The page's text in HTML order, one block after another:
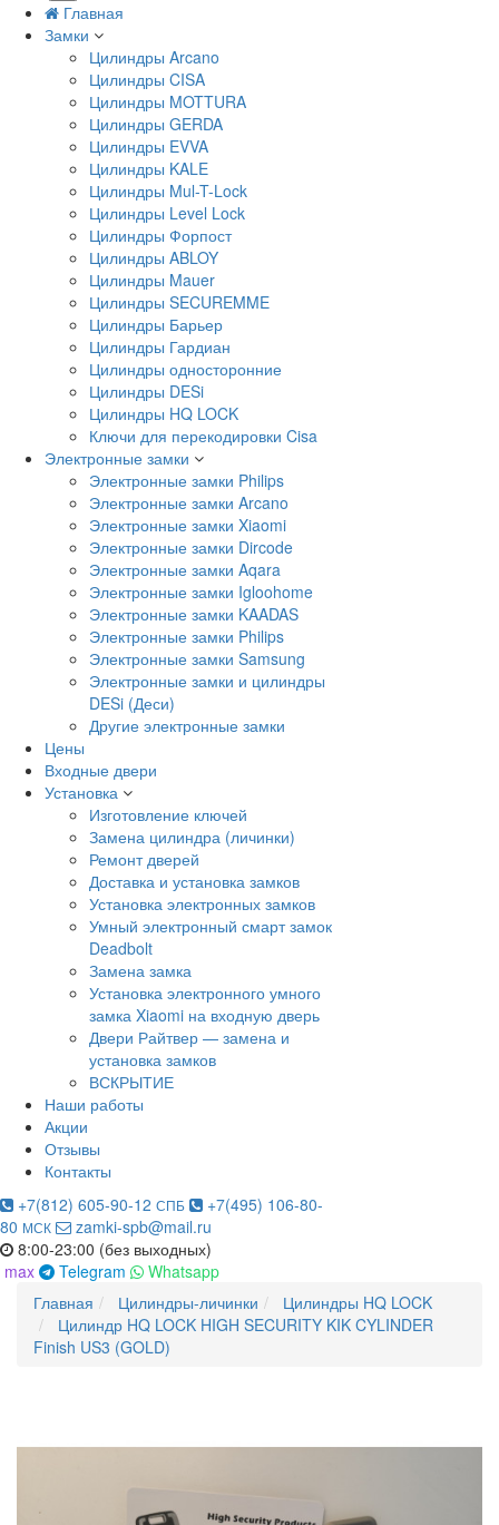
Главная
Замки
Цилиндры Arcano
Цилиндры CISA
Цилиндры MOTTURA
Цилиндры GERDA
Цилиндры EVVA
Цилиндры KALE
Цилиндры Mul-T-Lock
Цилиндры Level Lock
Цилиндры Форпост
Цилиндры ABLOY
Цилиндры Mauer
Цилиндры SECUREMME
Цилиндры Барьер
Цилиндры Гардиан
Цилиндры односторонние
Цилиндры DESi
Цилиндры HQ LOCK
Ключи для перекодировки Cisa
Электронные замки
Электронные замки Philips
Электронные замки Arcano
Электронные замки Xiaomi
Электронные замки Dircode
Электронные замки Aqara
Электронные замки Igloohome
Электронные замки KAADAS
Электронные замки Philips
Электронные замки Samsung
Электронные замки и цилиндры
DESi (Деси)
Другие электронные замки
Цены
Входные двери
Установка
Изготовление ключей
Замена цилиндра (личинки)
Ремонт дверей
Доставка и установка замков
Установка электронных замков
Умный электронный смарт замок
Deadbolt
Замена замка
Установка электронного умного
замка Xiaomi на входную дверь
Двери Райтвер — замена и
установка замков
ВСКРЫТИЕ
Наши работы
Акции
Отзывы
Контакты
+7(812) 605-90-12 СПБ
+7(495) 106-80-
80 МСК
zamki-spb@mail.ru
8:00-23:00 (без выходных)
max
Telegram
Whatsapp
Главная
Цилиндры-личинки
Цилиндры HQ LOCK
Цилиндр HQ LOCK HIGH SECURITY KIK CYLINDER
Finish US3 (GOLD)